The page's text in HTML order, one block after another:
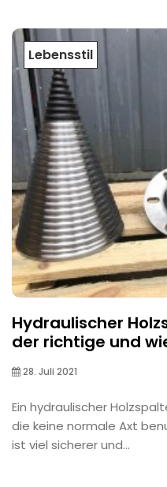
Lebensstil
Hydraulischer
der richtige und
28. Juli 2021
Ein hydraulischer
die keine normale Axt
ist viel sicherer und...